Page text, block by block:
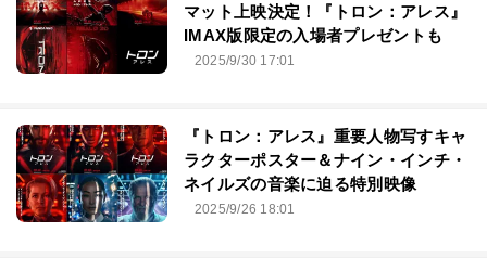
マット上映決定！『トロン：アレス』
IMAX版限定の入場者プレゼントも
2025/9/30 17:01
『トロン：アレス』重要人物写すキャ
ラクターポスター＆ナイン・インチ・
ネイルズの音楽に迫る特別映像
2025/9/26 18:01